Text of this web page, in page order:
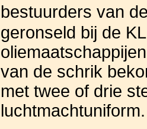
bestuurders van
geronseld bij de
van de schrik
met twee of drie
luchtmachtuniform.